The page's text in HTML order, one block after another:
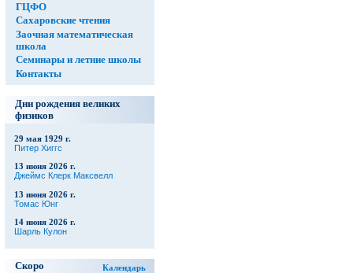
ГЦФО
Сахаровские чтения
Заочная математическая
школа
Семинары и летние школы
Контакты
Дни рождения великих
физиков
29 мая 1929 г.
Питер Хиггс
13 июня 2026 г.
Джеймс Клерк Максвелл
13 июня 2026 г.
Томас Юнг
14 июня 2026 г.
Шарль Кулон
Скоро Календарь